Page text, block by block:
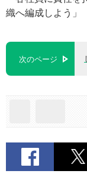
織へ編成しよう」
次のページ